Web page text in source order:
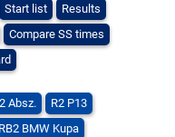
Start list
Results
Compare SS times
Absz.
R2 P13
BMW Kupa